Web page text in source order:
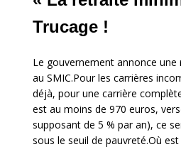
Trucage !
Le gouvernement annonce
au SMIC.Pour les carrières
déjà, pour une carrière
est au moins de 970 euros,
supposant de 5 % par an), ce
sous le seuil de pauvreté.Où est